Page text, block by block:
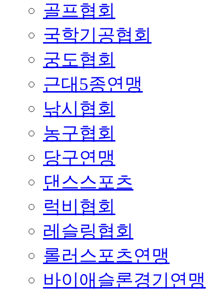
골프협회
국학기공협회
궁도협회
근대5종연맹
낚시협회
농구협회
당구연맹
댄스스포츠
럭비협회
레슬링협회
롤러스포츠연맹
바이애슬론경기연맹